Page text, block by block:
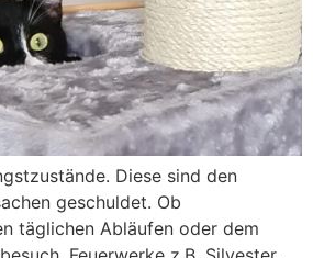
Diese sind den
geschuldet. Ob
täglichen Abläufen oder dem